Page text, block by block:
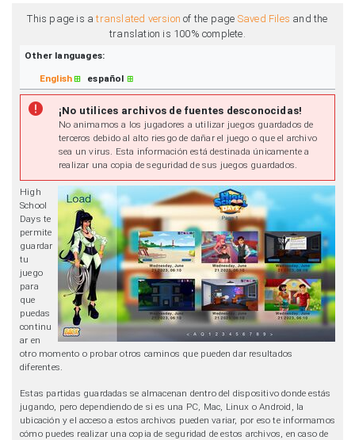
This page is atranslated version of the page Saved Files and the
translation is 100% complete.
Other languages:
English español
¡No utilices archivos de fuentes desconocidas!
No animamos a los jugadores a utilizar juegos guardados de
terceros debido al alto riesgo de dañar el juego o que el archivo
sea un virus. Esta información está destinada únicamente a
realizar una copia de seguridad de sus juegos guardados.
High
School
Days te
permite
guardar
tu
juego
para
que
puedas
continu
ar en
otro momento o probar otros caminos que pueden dar resultados
diferentes.
Estas partidas guardadas se almacenan dentro del dispositivo donde estás
jugando, pero dependiendo de si es una PC, Mac, Linux o Android, la
ubicación y el acceso a estos archivos pueden variar, por eso te informamos
cómo puedes realizar una copia de seguridad de estos archivos, en caso de